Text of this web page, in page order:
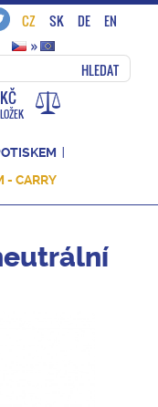
CZ SK DE
EN
»
HLEDAT
- CARRY